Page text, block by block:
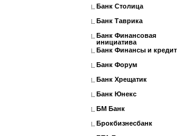
Банк Столица
Банк Таврика
Банк Финансовая
инициатива
Банк Финансы и кредит
Банк Форум
Банк Хрещатик
Банк Юнекс
БМ Банк
Брокбизнесбанк